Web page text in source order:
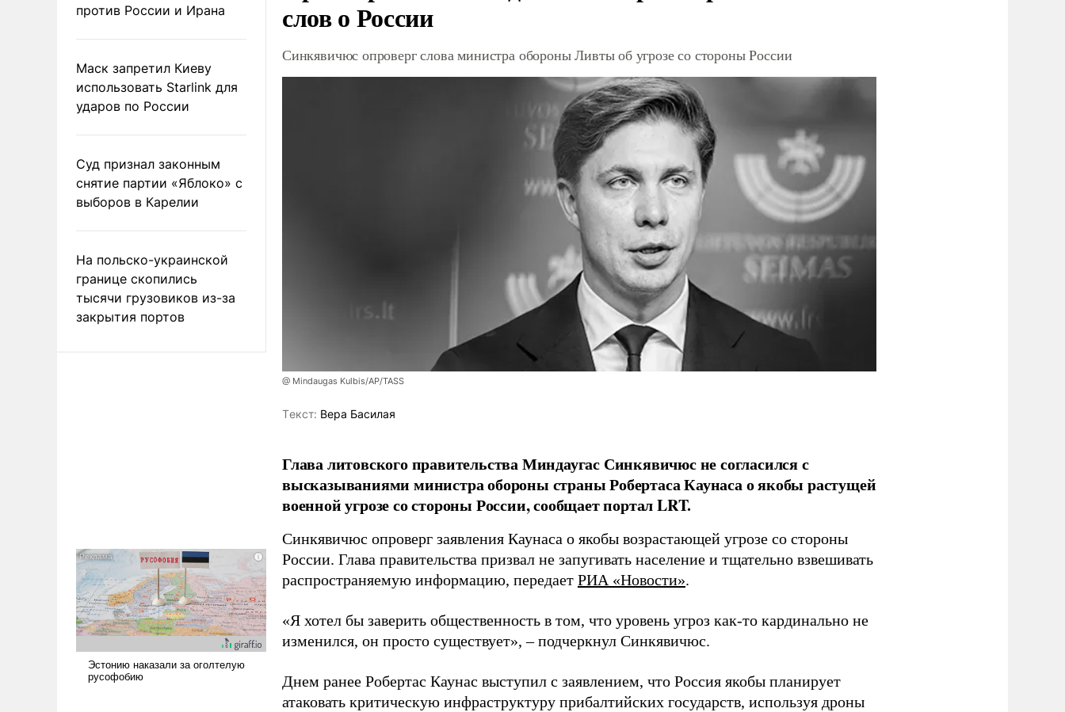
против России и Ирана
Маск запретил Киеву
использовать Starlink для
ударов по России
Суд признал законным
снятие партии «Яблоко» с
выборов в Карелии
На польско-украинской
границе скопились
тысячи грузовиков из-за
закрытия портов
слов о России
Синкявичюс опроверг слова министра обороны Ливты об угрозе со стороны России
@ Mindaugas Kulbis/AP/TASS
Tекст: Вера Басилая
Глава литовского правительства Миндаугас Синкявичюс не согласился с
высказываниями министра обороны страны Робертаса Каунаса о якобы растущей
военной угрозе со стороны России, сообщает портал LRT.
Синкявичюс опроверг заявления Каунаса о якобы возрастающей угрозе со стороны
России. Глава правительства призвал не запугивать население и тщательно взвешивать
распространяемую информацию, передает РИА «Новости».
«Я хотел бы заверить общественность в том, что уровень угроз как-то кардинально не
изменился, он просто существует», – подчеркнул Синкявичюс.
Днем ранее Робертас Каунас выступил с заявлением, что Россия якобы планирует
атаковать критическую инфраструктуру прибалтийских государств, используя дроны